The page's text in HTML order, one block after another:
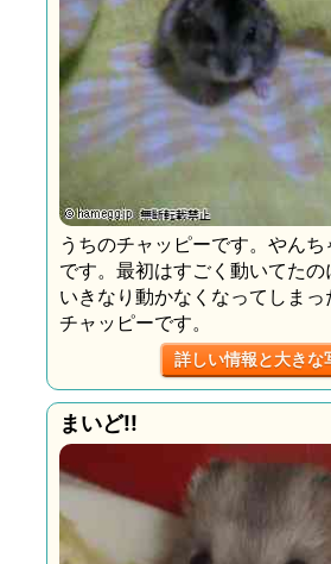
うちのチャッピーです。やんち
です。最初はすごく動いてたの
いきなり動かなくなってしまっ
チャッピーです。
詳しい情報と大きな
まいど!!